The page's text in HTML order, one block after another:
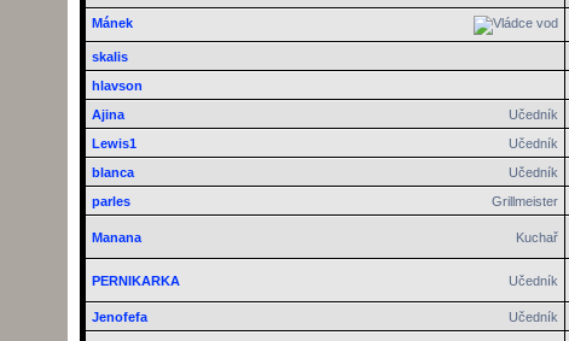
Mánek
skalis
hlavson
Učedník
Ajina
Učedník
Lewis1
Učedník
blanca
Grillmeister
parles
Kuchař
Manana
Učedník
PERNIKARKA
Učedník
Jenofefa